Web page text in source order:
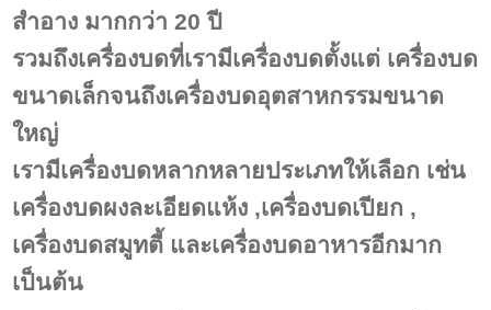
สำอาง มากกว่า 20 ปี
รวมถึงเครื่องบดที่เรามีเครื่องบดตั้งแต่ เครื่องบด
ขนาดเล็กจนถึงเครื่องบดอุตสาหกรรมขนาด
ใหญ่
เรามีเครื่องบดหลากหลายประเภทให้เลือก เช่น
เครื่องบดผงละเอียดแห้ง ,เครื่องบดเปียก ,
เครื่องบดสมูทตี้ และเครื่องบดอาหารอีกมาก
เป็นต้น